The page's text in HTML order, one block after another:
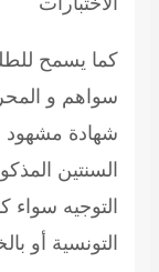
كما يسمح
سواهم و
شهادة مشهود
السنتين
التوجيه
التونسية أو